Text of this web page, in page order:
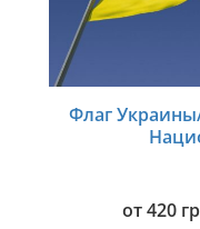
Флаг
от420